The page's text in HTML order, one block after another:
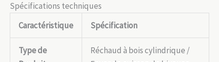
Spécifications techniques
Caractéristique
Spécification
Type de
Réchaud à bois cylindrique /